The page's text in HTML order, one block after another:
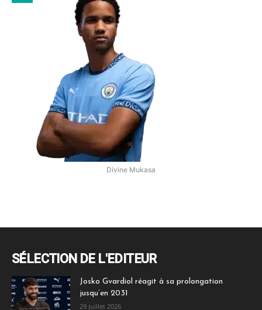
Divine Mukasa
SÉLECTION DE L'EDITEUR
Josko Gvardiol réagit à sa prolongation
jusqu’en 2031
29 juillet 2026